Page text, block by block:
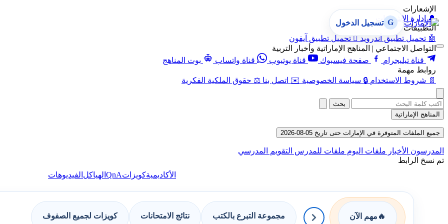
الإشعارات
🔔 إدارة الإشعارات
التطبيقات
🤖 تحميل تطبيق أندرويد  تحميل تطبيق آيفون
التواصل الاجتماعي | المناهج الإماراتية وأخبار التربية
قناة تيليجرام
صفحة فيسبوك قناة يوتيوب قناة واتساب
بوت المناهج
روابط مهمة
📄 شروط الاستخدام 🔒 سياسة الخصوصية ✉️ اتصل بنا ⚖️ حقوق الملكية الفكرية
G تسجيل الدخول
بحث
المناهج الإماراتية
جميع الملفات المتوفرة في الإمارات حتى تاريخ 05-08-2026
المدرسون الأخبار ملفات اليوم ملفات للمدرس التقويم المدرسي
تم نسخ الرابط
الأكاديميةكويزاتQnA الهياكل الفيديوهات
🔥 مهم الآن مجموعة التبرع بالكتب نتائج الامتحانات كويزات لجميع الصفوف